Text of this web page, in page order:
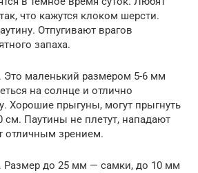
что кажутся клоком шерсти.
Отпугивают врагов
запаха.
Это маленький размером 5-6 мм
на солнце и отлично
Хорошие прыгуны, могут прыгнуть
см. Паутины не плетут, нападают
отличным зрением.
Размер до 25 мм — самки, до 10 мм